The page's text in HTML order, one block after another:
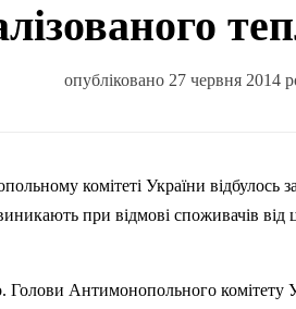
опубліковано 27 червня 2014
комітеті України відбулось
при відмові споживачів від
. Голови Антимонопольного комітету